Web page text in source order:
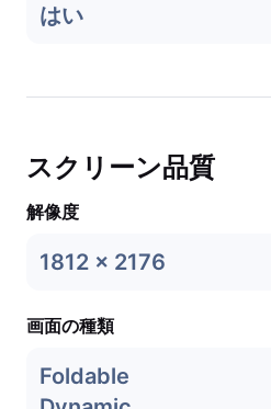
はい
スクリーン品質
解像度
1812 x 2176
画面の種類
Foldable